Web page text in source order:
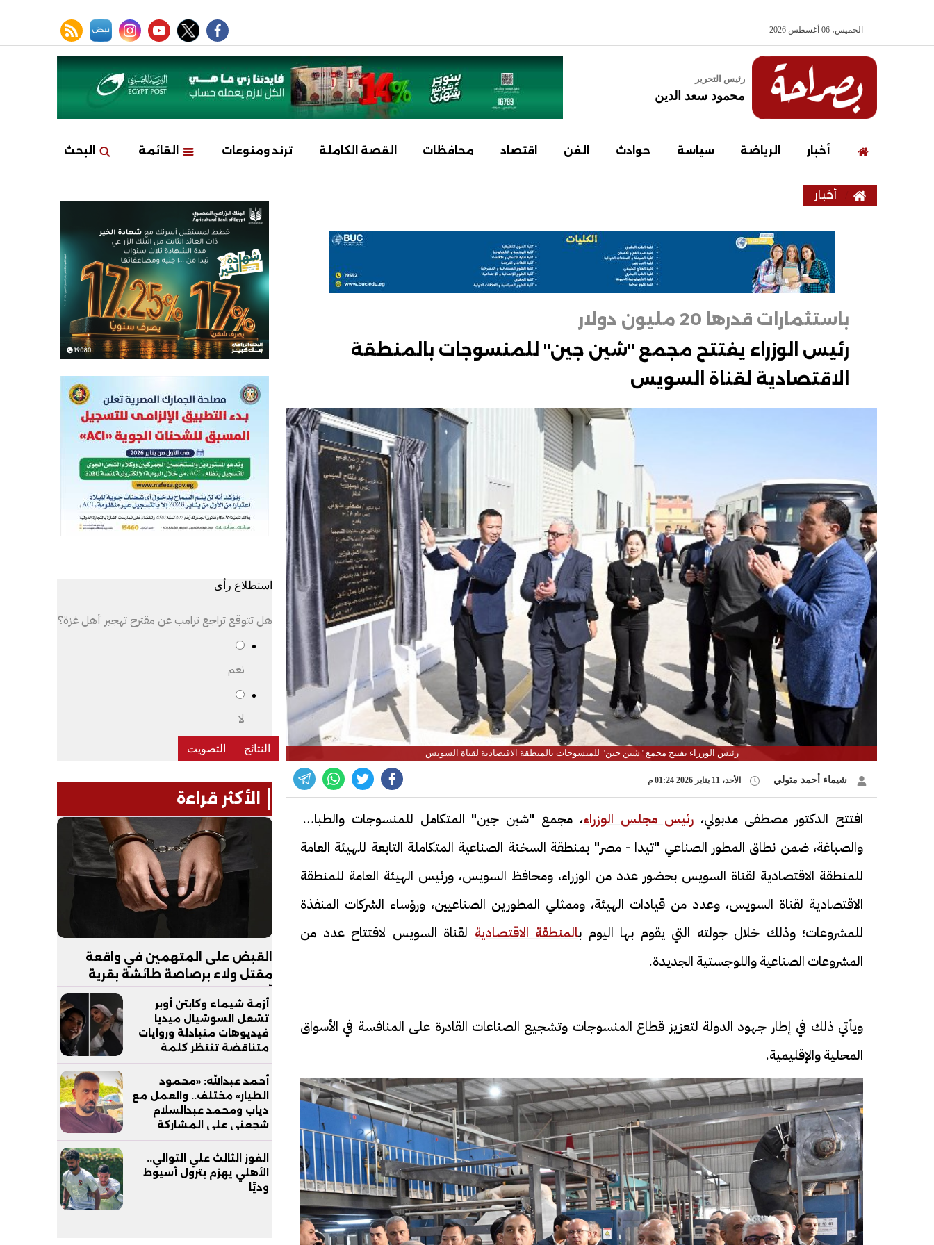
الخميس، 06 أغسطس 2026
facebook
twitter
youtube
instagram
نبض rss feed
رئيس التحرير
محمود سعد الدين
أخبار الرياضة سياسة حوادث الفن اقتصاد محافظات القصة الكاملة ترند ومنوعات القائمة البحث
أخبار
باستثمارات قدرها 20 مليون دولار
رئيس الوزراء يفتتح مجمع "شين جين" للمنسوجات بالمنطقة
الاقتصادية لقناة السويس
رئيس الوزراء يفتتح مجمع "شين جين" للمنسوجات بالمنطقة الاقتصادية لقناة السويس
شيماء أحمد متولي الأحد، 11 يناير 2026 01:24 م
افتتح الدكتور مصطفى مدبولي،رئيس مجلس الوزراء، مجمع "شين جين" المتكامل للمنسوجات والطباعة
والصباغة، ضمن نطاق المطور الصناعي "تيدا - مصر" بمنطقة السخنة الصناعية المتكاملة التابعة للهيئة العامة
للمنطقة الاقتصادية لقناة السويس بحضور عدد من الوزراء، ومحافظ السويس، ورئيس الهيئة العامة للمنطقة
الاقتصادية لقناة السويس، وعدد من قيادات الهيئة، وممثلي المطورين الصناعيين، ورؤساء الشركات المنفذة
للمشروعات؛ وذلك خلال جولته التي يقوم بها اليوم بالمنطقة الاقتصادية لقناة السويس لافتتاح عدد من
المشروعات الصناعية واللوجستية الجديدة.
ويأتي ذلك في إطار جهود الدولة لتعزيز قطاع المنسوجات وتشجيع الصناعات القادرة على المنافسة في الأسواق
المحلية والإقليمية.
استطلاع رأى
هل تتوقع تراجع ترامب عن مقترح تهجير أهل غزة؟
نعم
لا
الأكثر قراءة
القبض على المتهمين في واقعة
مقتل ولاء برصاصة طائشة بقرية
أزمة شيماء وكابتن أوبر
تشعل السوشيال ميديا
فيديوهات متبادلة وروايات
متناقضة تنتظر كلمة
التحقيقات
أحمد عبدالله: «محمود
الطيار» مختلف.. والعمل مع
دياب ومحمد عبدالسلام
شجعني على المشاركة
الفوز الثالث علي التوالي..
الأهلي يهزم بترول أسيوط
وديًا